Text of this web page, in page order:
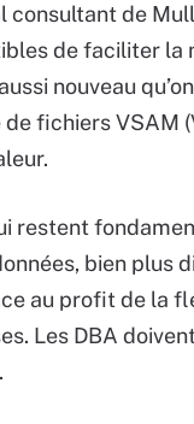
de
de faciliter la
nouveau
fichiers VSAM
restent
bien plus
au profit de la
Les DBA